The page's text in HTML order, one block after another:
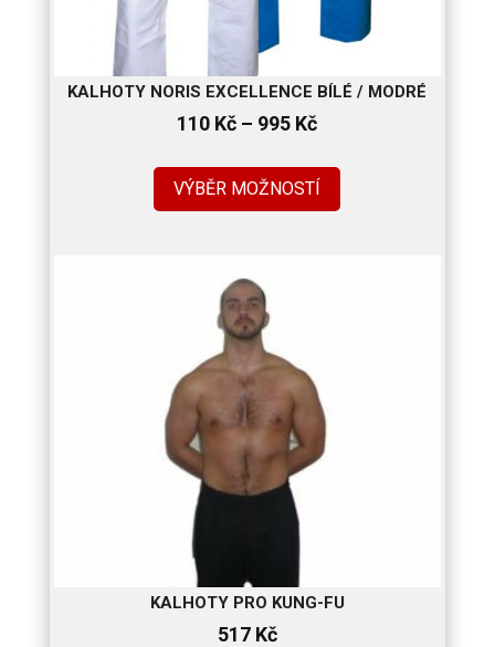
KALHOTY NORIS EXCELLENCE BÍLÉ / MODRÉ
110 Kč – 995 KčRozpětí
110 Kč
až
VÝBĚR MOŽNOSTÍ
KALHOTY PRO KUNG-FU
517 Kč